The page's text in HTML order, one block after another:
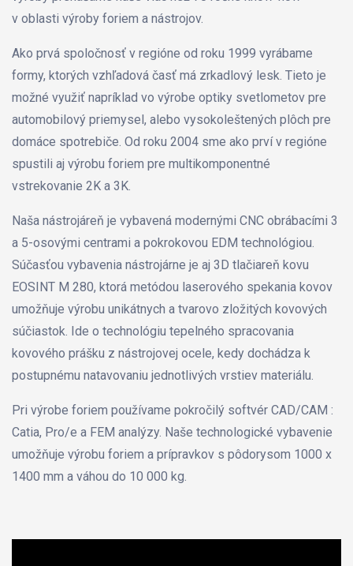
v oblasti výroby foriem a nástrojov.
Ako prvá spoločnosť v regióne od roku 1999 vyrábame
formy, ktorých vzhľadová časť má zrkadlový lesk. Tieto je
možné využiť napríklad vo výrobe optiky svetlometov pre
automobilový priemysel, alebo vysokoleštených plôch pre
domáce spotrebiče. Od roku 2004 sme ako prví v regióne
spustili aj výrobu foriem pre multikomponentné
vstrekovanie 2K a 3K.
Naša nástrojáreň je vybavená modernými CNC obrábacími 3
a 5-osovými centrami a pokrokovou EDM technológiou.
Súčasťou vybavenia nástrojárne je aj 3D tlačiareň kovu
EOSINT M 280, ktorá metódou laserového spekania kovov
umožňuje výrobu unikátnych a tvarovo zložitých kovových
súčiastok. Ide o technológiu tepelného spracovania
kovového prášku z nástrojovej ocele, kedy dochádza k
postupnému natavovaniu jednotlivých vrstiev materiálu.
Pri výrobe foriem používame pokročilý softvér CAD/CAM :
Catia, Pro/e a FEM analýzy. Naše technologické vybavenie
umožňuje výrobu foriem a prípravkov s pôdorysom 1000 x
1400 mm a váhou do 10 000 kg.